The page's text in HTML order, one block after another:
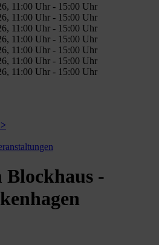
11:00 Uhr - 15:00 Uhr
11:00 Uhr - 15:00 Uhr
11:00 Uhr - 15:00 Uhr
11:00 Uhr - 15:00 Uhr
11:00 Uhr - 15:00 Uhr
11:00 Uhr - 15:00 Uhr
11:00 Uhr - 15:00 Uhr
Blockhaus -